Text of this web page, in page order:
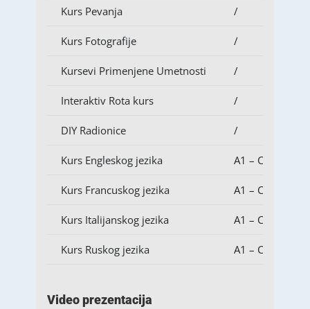
Kurs Pevanja /
Kurs Fotografije /
Kursevi Primenjene Umetnosti /
Interaktiv Rota kurs /
DIY Radionice /
Kurs Engleskog jezika A1 – C2
Kurs Francuskog jezika A1 – C2
Kurs Italijanskog jezika A1 – C2
Kurs Ruskog jezika A1 – C2
Video prezentacija